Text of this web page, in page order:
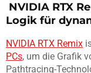
NVIDIA RTX
Logik für
NVIDIA RTX Remix
PCs, um die Grafik
Pathtracing-